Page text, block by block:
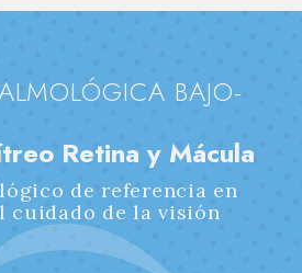
BAJO-
Retina y Mácula
de referencia en
cuidado de la visión